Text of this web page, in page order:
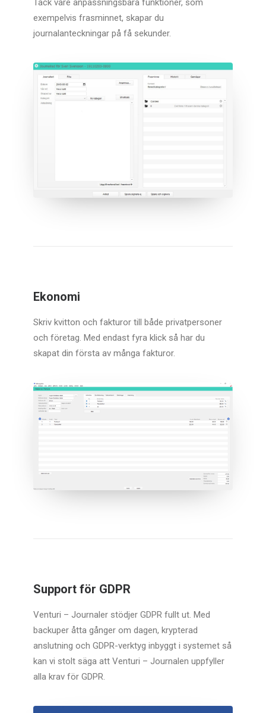
Tack vare anpassningsbara funktioner, som
exempelvis frasminnet, skapar du
journalanteckningar på få sekunder.
Ekonomi
Skriv kvitton och fakturor till både privatpersoner
och företag. Med endast fyra klick så har du
skapat din första av många fakturor.
Support för GDPR
Venturi – Journaler stödjer GDPR fullt ut. Med
backuper åtta gånger om dagen, krypterad
anslutning och GDPR-verktyg inbyggt i systemet så
kan vi stolt säga att Venturi – Journalen uppfyller
alla krav för GDPR.